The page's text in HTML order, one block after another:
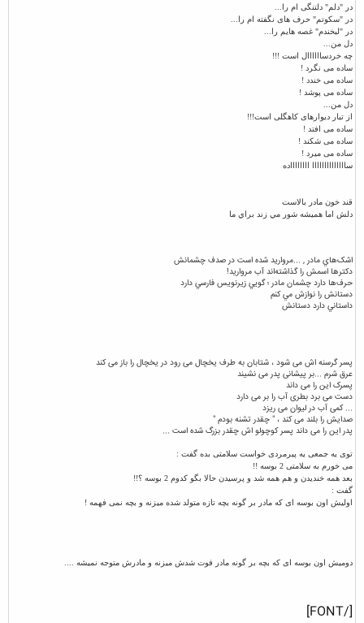
در "دلم" دلتنگی ام را...
در "سکوتم" حرف های نگفته ام را...
در "لبخندم" غصه هایم را...
دل من...
چه خردساااااال است !!!
ساده می نگرد !
ساده می خندد !
ساده می پوشد !
دل من...
از تبار دیوارهای کاهگلی است!!!
ساده می افتد !
ساده می شکند !
ساده می میرد !
ساااااااااااااا ­ااااااااده
قند خون مادر بالاست
دلش اما هميشه شور مي زند براي ما
اشک‌هاي مادر , ...مرواريد شده است در صدف چشمانش
دکترها اسمش را گذاشته‌اند آب مرواريد!
حرف‌ها دارد چشمان مادر ؛ گويي زيرنويس فارسي دارد
دستانش را نوازش مي کنم
داستاني دارد دستانش
پسر گرسنه اش می شود ، شتابان به طرف یخچال می رود در یخچال را باز می کند
عرق شرم ...بر پیشانی پدر می نشیند
پسرک این را می داند
دست می برد بطری آب را بر می دارد
... کمی آب در لیوان می ریزد
صدایش را بلند می کند ، " چقدر تشنه بودم "
پدر این را می داند پسر کوچولو اش چقدر بزرگ شده است ...​
توی یه جمعی یه پیرمردی خواست سلامتی بده گفت :
می خورم به سلامتی 2 بوسه !!
بعد همه خندیدن و هم همه شد و پرسیدن حالا بگو کدوم 2 بوسه ؟!!
گفت :
اولیش اون بوسه ای كه مادر بر گونه بچه تازه متولد شده ميزنه و بچه نمی فهمه !
دومیش اون بوسه ای که بچه بر گونه مادر فوت شدش ميزنه و مادرش متوجه نمیشه ....
[/FONT]